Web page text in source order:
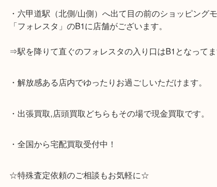
らせて頂きます。(金券・両替以外）